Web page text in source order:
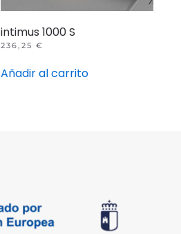
intimus 1000 S
236,25€
Añadir al carrito